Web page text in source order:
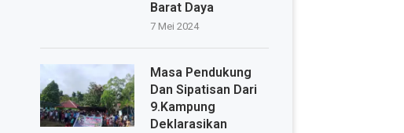
Barat Daya
7 Mei 2024
Masa Pendukung
Dan Sipatisan Dari
9.Kampung
Deklarasikan